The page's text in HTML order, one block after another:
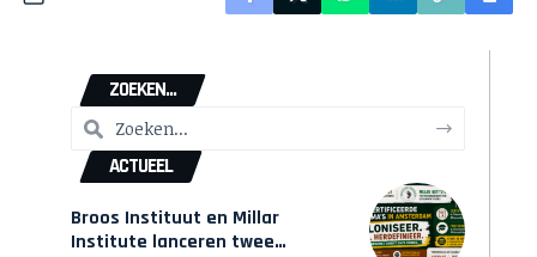
ZOEKEN...
ACTUEEL
Broos Instituut en Millar
Institute lanceren twee